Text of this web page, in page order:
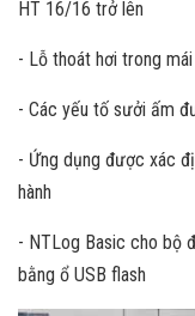
HT 16/16 trở lên
- Lỗ thoát hơi trong
- Các yếu tố sưởi ấm
- Ứng dụng được xác
hành
- NTLog Basic cho bộ
bằng ổ USB flash